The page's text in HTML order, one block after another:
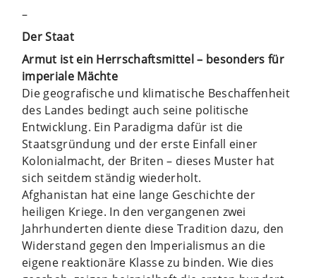
–
Der Staat
Armut ist ein Herrschaftsmittel – besonders für
imperiale Mächte
Die geografische und klimatische Beschaffenheit
des Landes bedingt auch seine politische
Entwicklung. Ein Paradigma dafür ist die
Staatsgründung und der erste Einfall einer
Kolonialmacht, der Briten – dieses Muster hat
sich seitdem ständig wiederholt.
Afghanistan hat eine lange Geschichte der
heiligen Kriege. In den vergangenen zwei
Jahrhunderten diente diese Tradition dazu, den
Widerstand gegen den lmperialismus an die
eigene reaktionäre Klasse zu binden. Wie dies